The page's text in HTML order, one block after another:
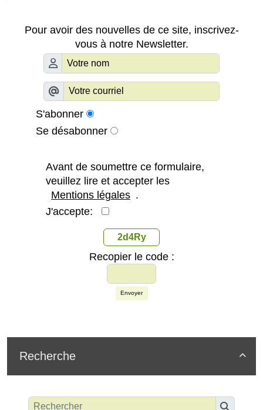
Pour avoir des nouvelles de ce site, inscrivez-
vous à notre Newsletter.
S'abonner
Se désabonner
Avant de soumettre ce formulaire,
veuillez lire et accepter les
Mentions légales .
J'accepte:
2d4Ry
Recopier le code :
Envoyer

Recherche